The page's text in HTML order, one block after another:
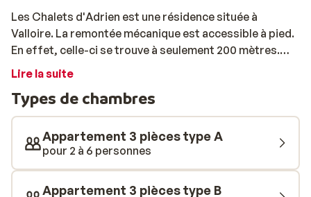
Les Chalets d'Adrien est une résidence située à
Valloire. La remontée mécanique est accessible à pied.
En effet, celle-ci se trouve à seulement 200 mètres.
Les appartements sont répartis sur plusieurs chalets.
appartements sont décorés avec goût; l'alliance
parfaite entre modernité et tradition! Les
appartements disposent d'un salon confortable et
d'une belle cuisine ouverte, où vous pourrez concocter
de délicieux repas. Pas envie de cuisiner? En soirée,
profitez d'un diner typiquement français dans l'un des
Lire la suite
Types de chambres
Appartement 3 pièces type A
pour 2 à 6 personnes
Appartement 3 pièces type B